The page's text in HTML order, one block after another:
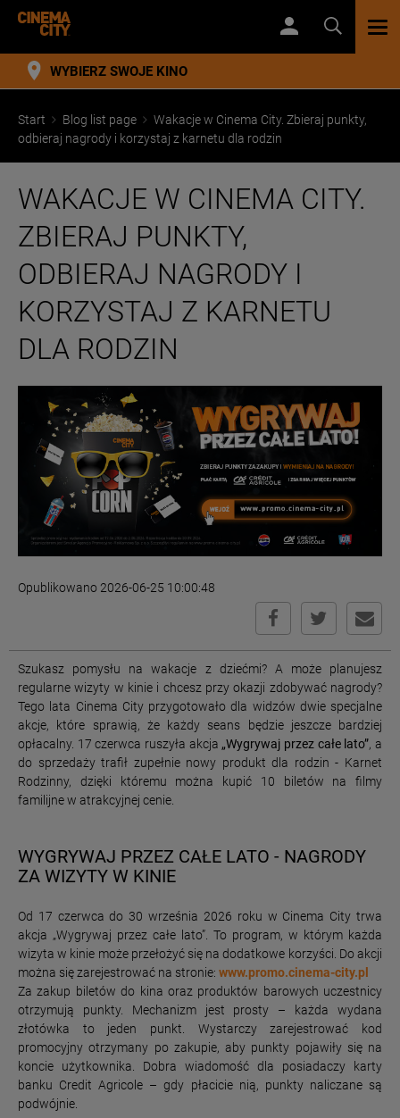
WYBIERZ SWOJE KINO
Start Blog list page
Wakacje w Cinema City. Zbieraj punkty,
odbieraj nagrody i korzystaj z karnetu dla rodzin
WAKACJE W CINEMA CITY.
ZBIERAJ PUNKTY,
ODBIERAJ NAGRODY I
KORZYSTAJ Z KARNETU
DLA RODZIN
Opublikowano 2026-06-25 10:00:48
Szukasz pomysłu na wakacje z dziećmi? A może planujesz
regularne wizyty w kinie i chcesz przy okazji zdobywać nagrody?
Tego lata Cinema City przygotowało dla widzów dwie specjalne
akcje, które sprawią, że każdy seans będzie jeszcze bardziej
opłacalny. 17 czerwca ruszyła akcja „Wygrywaj przez całe lato”, a
do sprzedaży trafił zupełnie nowy produkt dla rodzin - Karnet
Rodzinny, dzięki któremu można kupić 10 biletów na filmy
familijne w atrakcyjnej cenie.
WYGRYWAJ PRZEZ CAŁE LATO - NAGRODY
ZA WIZYTY W KINIE
Od 17 czerwca do 30 września 2026 roku w Cinema City trwa
akcja „Wygrywaj przez całe lato”. To program, w którym każda
wizyta w kinie może przełożyć się na dodatkowe korzyści. Do akcji
można się zarejestrować na stronie: www.promo.cinema-city.pl
Za zakup biletów do kina oraz produktów barowych uczestnicy
otrzymują punkty. Mechanizm jest prosty – każda wydana
złotówka to jeden punkt. Wystarczy zarejestrować kod
promocyjny otrzymany po zakupie, aby punkty pojawiły się na
koncie użytkownika. Dobra wiadomość dla posiadaczy karty
banku Credit Agricole – gdy płacicie nią, punkty naliczane są
podwójnie.